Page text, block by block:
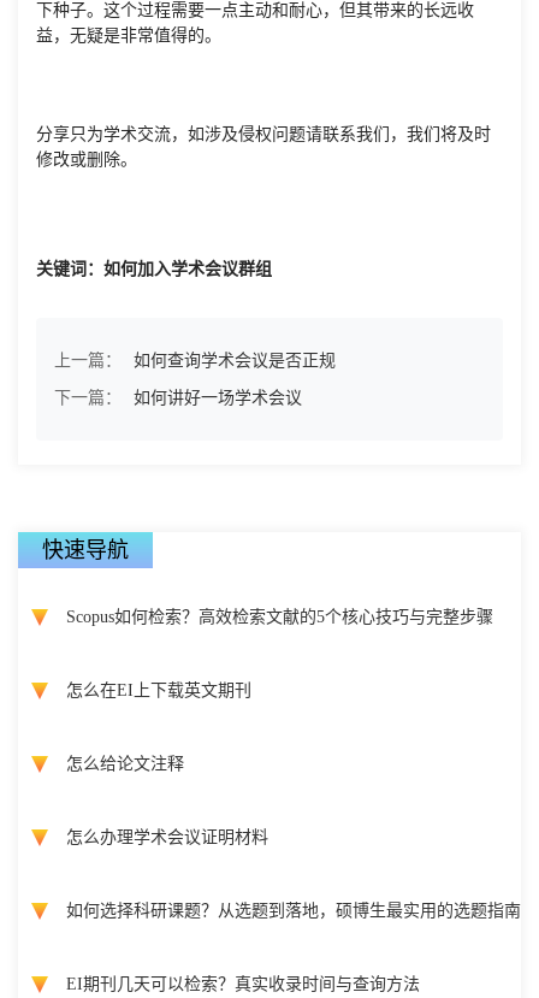
下种子。这个过程需要一点主动和耐心，但其带来的长远收
益，无疑是非常值得的。
分享只为学术交流，如涉及侵权问题请联系我们，我们将及时
修改或删除。
关键词：如何加入学术会议群组
上一篇：
如何查询学术会议是否正规
下一篇：
如何讲好一场学术会议
快速导航
Scopus如何检索？高效检索文献的5个核心技巧与完整步骤
怎么在EI上下载英文期刊
怎么给论文注释
怎么办理学术会议证明材料
如何选择科研课题？从选题到落地，硕博生最实用的选题指南
EI期刊几天可以检索？真实收录时间与查询方法